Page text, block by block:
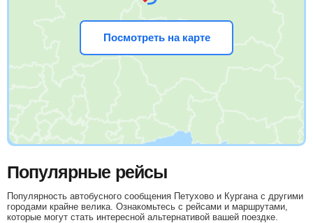
Посмотреть на карте
Популярные рейсы
Популярность автобусного сообщения Петухово и Кургана с другими
городами крайне велика. Ознакомьтесь с рейсами и маршрутами,
которые могут стать интересной альтернативой вашей поездке.